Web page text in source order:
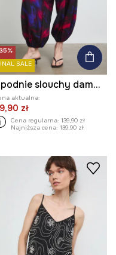
SALE
Spodnie slouchy damskie z wiskozą
aktualna:
zł
Cena regularna: 139,90 zł
Najniższa cena: 139,90 zł